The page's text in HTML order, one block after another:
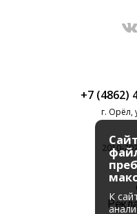
+7 (4862)
г. Орёл,
2010-
К